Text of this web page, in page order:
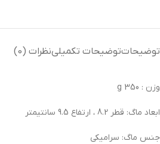
توضیحاتتوضیحات تکمیلینظرات (0)
وزن : 350 g
ابعاد ماگ: قطر 8.2 ، ارتفاع 9.5 سانتیمتر
جنس ماگ: سرامیکی